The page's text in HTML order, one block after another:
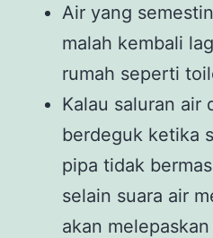
Air yang
malah kembali
rumah seperti
Kalau saluran air
berdeguk ketika
pipa tidak
selain suara air
akan